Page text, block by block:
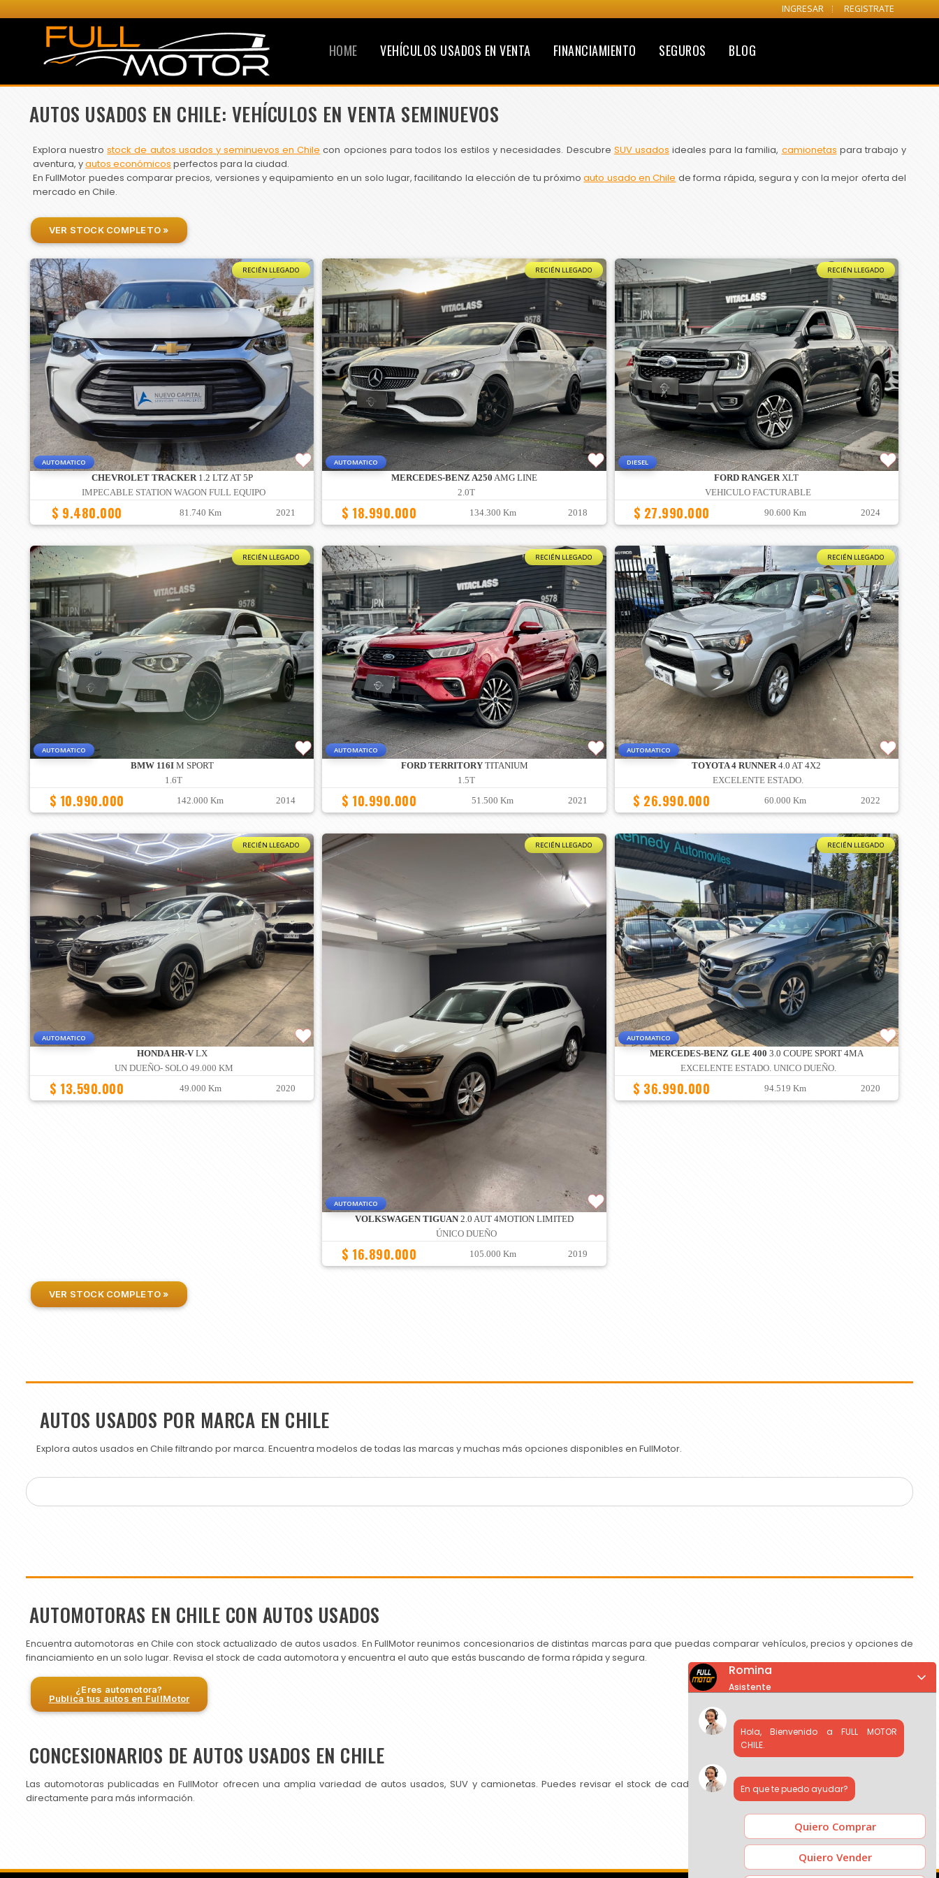
INGRESAR REGISTRATE
HOME VEHÍCULOS USADOS EN VENTA FINANCIAMIENTO SEGUROS BLOG
AUTOS USADOS EN CHILE: VEHÍCULOS EN VENTA SEMINUEVOS
Explora nuestrostock de autos usados y seminuevos en Chile con opciones para todos los estilos y necesidades. Descubre SUV usados ideales para la familia, camionetas para trabajo y
aventura, yautos económicos perfectos para la ciudad.
En FullMotor puedes comparar precios, versiones y equipamiento en un solo lugar, facilitando la elección de tu próximoauto usado en Chile de forma rápida, segura y con la mejor oferta del
mercado en Chile.
VER STOCK COMPLETO »
RECIÉN LLEGADO
AUTOMATICO
CHEVROLET TRACKER1.2 LTZ AT 5P
IMPECABLE STATION WAGON FULL EQUIPO
$ 9.480.000 81.740 Km 2021
RECIÉN LLEGADO
AUTOMATICO
MERCEDES-BENZ A250 AMG LINE
2.0T
$ 18.990.000 134.300 Km 2018
RECIÉN LLEGADO
DIESEL
FORD RANGERXLT
VEHICULO FACTURABLE
$ 27.990.000 90.600 Km 2024
RECIÉN LLEGADO
AUTOMATICO
BMW 116IM SPORT
1.6T
$ 10.990.000 142.000 Km 2014
RECIÉN LLEGADO
AUTOMATICO
FORD TERRITORYTITANIUM
1.5T
$ 10.990.000 51.500 Km 2021
RECIÉN LLEGADO
AUTOMATICO
TOYOTA 4 RUNNER4.0 AT 4X2
EXCELENTE ESTADO.
$ 26.990.000 60.000 Km 2022
RECIÉN LLEGADO
AUTOMATICO
HONDA HR-VLX
UN DUEÑO- SOLO 49.000 KM
$ 13.590.000 49.000 Km 2020
RECIÉN LLEGADO
AUTOMATICO
VOLKSWAGEN TIGUAN 2.0 AUT 4MOTION LIMITED
ÚNICO DUEÑO
$ 16.890.000 105.000 Km 2019
RECIÉN LLEGADO
AUTOMATICO
MERCEDES-BENZ GLE 400 3.0 COUPE SPORT 4MA
EXCELENTE ESTADO. UNICO DUEÑO.
$ 36.990.000 94.519 Km 2020
VER STOCK COMPLETO »
AUTOS USADOS POR MARCA EN CHILE
Explora autos usados en Chile filtrando por marca. Encuentra modelos de todas las marcas y muchas más opciones disponibles en FullMotor.
AUTOMOTORAS EN CHILE CON AUTOS USADOS
Encuentra automotoras en Chile con stock actualizado de autos usados. En FullMotor reunimos concesionarios de distintas marcas para que puedas comparar vehículos, precios y opciones de
financiamiento en un solo lugar. Revisa el stock de cada automotora y encuentra el auto que estás buscando de forma rápida y segura.
¿Eres automotora?
Publica tus autos en FullMotor
CONCESIONARIOS DE AUTOS USADOS EN CHILE
Las automotoras publicadas en FullMotor ofrecen una amplia variedad de autos usados, SUV y camionetas. Puedes revisar el stock de cada concesionario, comparar precios y contactar
directamente para más información.
Romina
Asistente
Hola, Bienvenido a FULL MOTOR
CHILE.
En que te puedo ayudar?
Quiero Comprar
Quiero Vender